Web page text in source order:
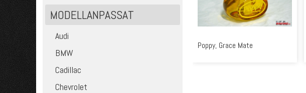
MODELLANPASSAT
Audi
BMW
Cadillac
Chevrolet
Poppy, Grace Mate